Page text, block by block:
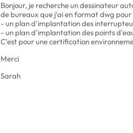
Bonjour, je recherche un dessinateur
de bureaux que j'ai en format dwg pour
- un plan d'implantation des
- un plan d'implantation des points
C'est pour une certification
Merci
Sarah